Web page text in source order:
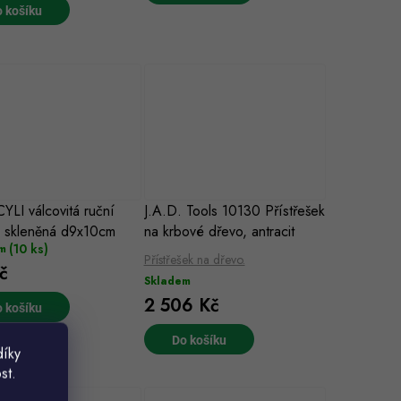
košíku
válcovitá ruční
d9x10cm
(10 ks)
košíku
J.A.D. Tools 10130 Přístřešek
na krbové dřevo, antracit
Přístřešek na dřevo.
Skladem
2 506 Kč
Do košíku